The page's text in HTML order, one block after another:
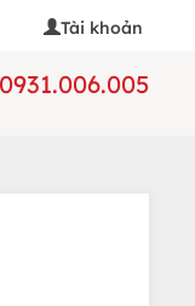
Tài khoản
0931.006.005